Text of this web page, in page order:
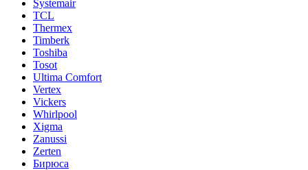
Systemair
TCL
Thermex
Timberk
Toshiba
Tosot
Ultima Comfort
Vertex
Vickers
Whirlpool
Xigma
Zanussi
Zerten
Бирюса